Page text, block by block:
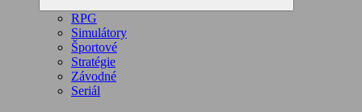
RPG
Simulátory
Športové
Stratégie
Závodné
Seriál